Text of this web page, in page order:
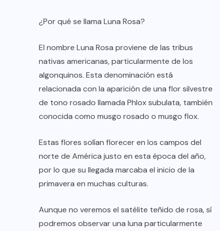
¿Por qué se llama Luna Rosa?
El nombre Luna Rosa proviene de las tribus
nativas americanas, particularmente de los
algonquinos. Esta denominación está
relacionada con la aparición de una flor silvestre
de tono rosado llamada Phlox subulata, también
conocida como musgo rosado o musgo flox.
Estas flores solían florecer en los campos del
norte de América justo en esta época del año,
por lo que su llegada marcaba el inicio de la
primavera en muchas culturas.
Aunque no veremos el satélite teñido de rosa, sí
podremos observar una luna particularmente